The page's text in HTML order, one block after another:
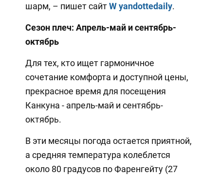
шарм, – пишет сайтW yandottedaily.
Сезон плеч: Апрель-май и сентябрь-
октябрь
Для тех, кто ищет гармоничное
сочетание комфорта и доступной цены,
прекрасное время для посещения
Канкуна - апрель-май и сентябрь-
октябрь.
В эти месяцы погода остается приятной,
а средняя температура колеблется
около 80 градусов по Фаренгейту (27